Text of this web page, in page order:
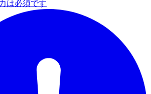
は必須です